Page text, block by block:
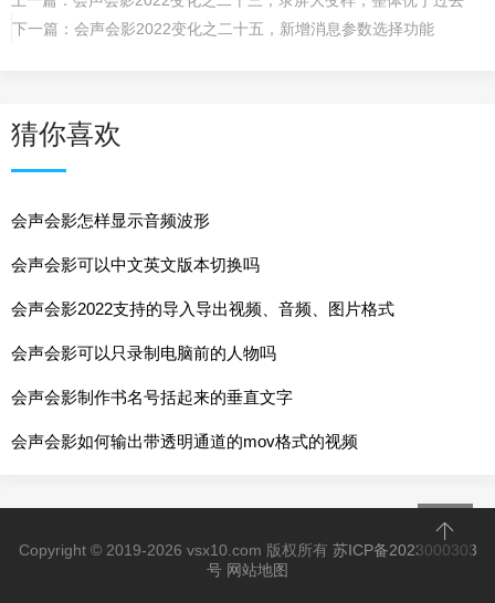
下一篇： 会声会影2022变化之二十五，新增消息参数选择功能
猜你喜欢
会声会影怎样显示音频波形
会声会影可以中文英文版本切换吗
会声会影2022支持的导入导出视频、音频、图片格式
会声会影可以只录制电脑前的人物吗
会声会影制作书名号括起来的垂直文字
会声会影如何输出带透明通道的mov格式的视频
Copyright © 2019-2026 vsx10.com 版权所有 苏ICP备2023000303
号 网站地图